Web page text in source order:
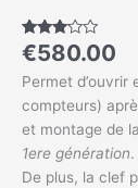
Noté
3.00
sur 5
basé
sur
1
notation
client
€580.00
Permet
compteurs)
et montage de
1ere génération.
De plus, la clef